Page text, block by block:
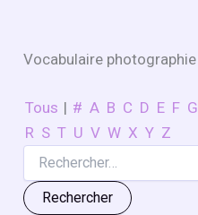
Vocabulaire photographie
Tous | # A B C D E F G
R S T U V W X Y Z